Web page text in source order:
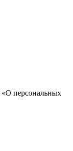
«О персональных